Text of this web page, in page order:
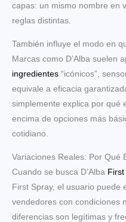
capas: un mismo nombre en
reglas distintas.
También influye el modo en
Marcas como D’Alba suelen
ingredientes “icónicos”,
equivale a eficacia
simplemente explica por qué
encima de opciones más
cotidiano.
Variaciones Reales: Por Qué
Cuando se busca D’Alba
First Spray, el usuario puede
vendedores con condiciones
diferencias son legítimas y